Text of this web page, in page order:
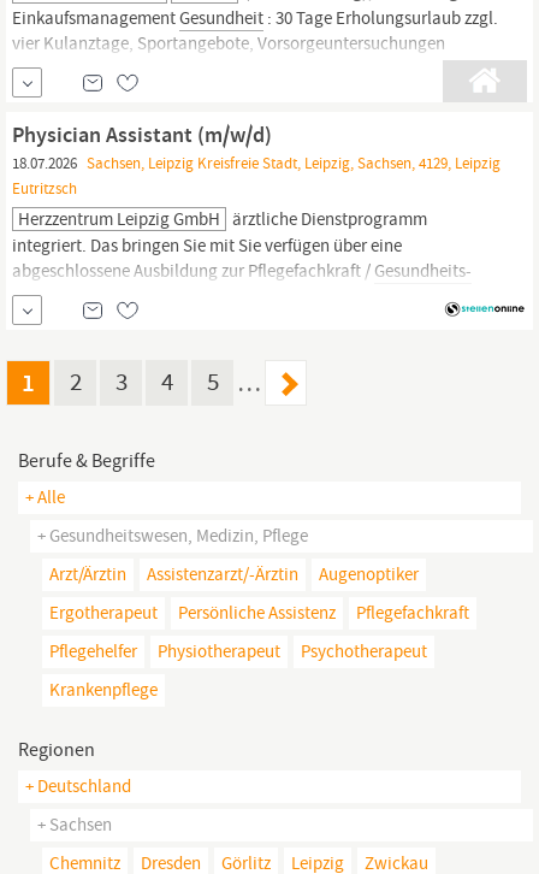
EinkaufsmanagementGesundheit : 30 Tage Erholungsurlaub zzgl.
vier Kulanztage, Sportangebote, Vorsorgeuntersuchungen
Gemeinschaft : mehrmals jährlich;stattfindende Firmenevents,
individuelle Team-Ausflüge, Seniorenfeiern für unsere ehemaligen
Kolleginnen und Kollegen Moderne Arbeitsbedingungen :
Physician Assistant (m/w/d)
18.07.2026 Sachsen, Leipzig Kreisfreie Stadt, Leipzig, Sachsen, 4129, Leipzig
Eutritzsch
Herzzentrum Leipzig GmbH ärztliche Dienstprogramm
integriert. Das bringen Sie mit Sie verfügen über eine
abgeschlossene Ausbildung zur Pflegefachkraft / Gesundheits-
und Krankenpfleger (m/w/d) und bringen ein abgeschlossenes
Studium zum Physician Assistant (m/w/d) bzw. Arztassistent
Stadium des
1 2 3 4 5 …
Berufe & Begriffe
+ Alle
+ Gesundheitswesen, Medizin, Pflege
Arzt/ärztin
Assistenzarzt/-Ärztin
Augenoptiker
Ergotherapeut
Persönliche Assistenz
Pflegefachkraft
Pflegehelfer
Physiotherapeut
Psychotherapeut
Krankenpflege
Regionen
+ Deutschland
+ Sachsen
Chemnitz
Dresden Görlitz Leipzig Zwickau